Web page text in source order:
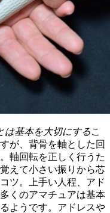
は基本を大切にするこ
が、背骨を軸とした回
軸回転を正しく行うた
えて小さい振りから芯
ツ。上手い人程、アド
くのアマチュアは基本
ようです。アドレスや